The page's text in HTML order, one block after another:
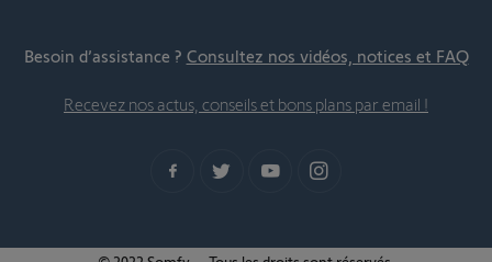
Besoin d’assistance ? Consultez nos vidéos, notices et FAQ
Recevez nos actus, conseils et bons plans par email !